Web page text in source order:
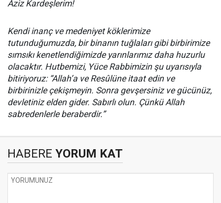
Aziz Kardeşlerim!
Kendi inanç ve medeniyet köklerimize
tutunduğumuzda, bir binanın tuğlaları gibi birbirimize
sımsıkı kenetlendiğimizde yarınlarımız daha huzurlu
olacaktır. Hutbemizi, Yüce Rabbimizin şu uyarısıyla
bitiriyoruz: “Allah’a ve Resûlüne itaat edin ve
birbirinizle çekişmeyin. Sonra gevşersiniz ve gücünüz,
devletiniz elden gider. Sabırlı olun. Çünkü Allah
sabredenlerle beraberdir.”
HABERE YORUM KAT